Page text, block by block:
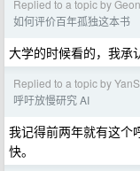
Replied to a topic by
如何评价百年孤独这本书
大学的时候看的，我承
Replied to a topic by
呼吁放慢研究 AI
我记得前两年就有这个
快。